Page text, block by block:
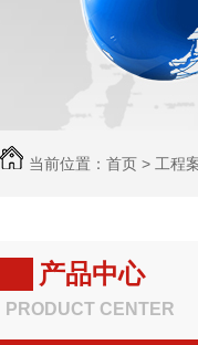
当前位置： 首页 > 工程
产品中心
PRODUCT CENTER